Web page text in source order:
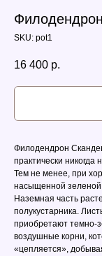
Филодендрон
SKU: pot1
16 400 р.
Филодендрон
практически никогда
Тем не менее, при
насыщенной зеленой
Наземная часть
полукустарника.
приобретают темно-
воздушные корни,
«цепляется»,